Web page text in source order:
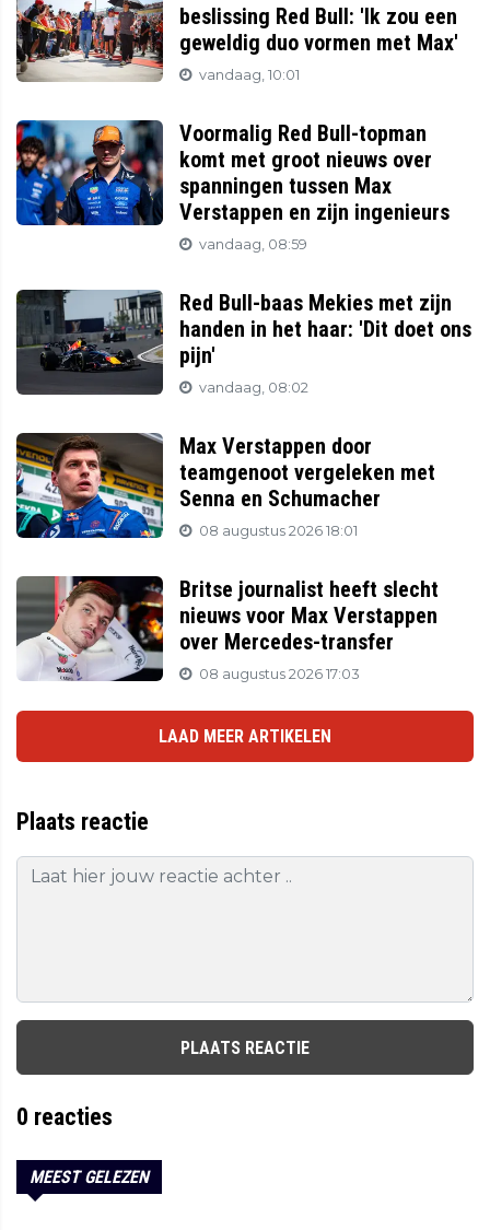
beslissing Red Bull: 'Ik zou een
geweldig duo vormen met Max'
vandaag, 10:01
Voormalig Red Bull-topman
komt met groot nieuws over
spanningen tussen Max
Verstappen en zijn ingenieurs
vandaag, 08:59
Red Bull-baas Mekies met zijn
handen in het haar: 'Dit doet ons
pijn'
vandaag, 08:02
Max Verstappen door
teamgenoot vergeleken met
Senna en Schumacher
08 augustus 2026 18:01
Britse journalist heeft slecht
nieuws voor Max Verstappen
over Mercedes-transfer
08 augustus 2026 17:03
LAAD MEER ARTIKELEN
Plaats reactie
PLAATS REACTIE
0 reacties
MEEST GELEZEN